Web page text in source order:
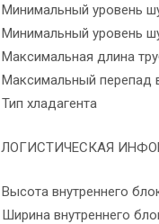
Минимальный уровень
Минимальный уровень
Максимальная длина
Максимальный перепад
Тип хладагента
ЛОГИСТИЧЕСКАЯ
Высота внутреннего
Ширина внутреннего